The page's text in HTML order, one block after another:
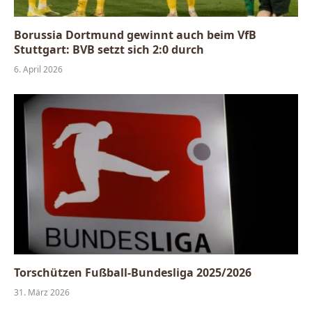
Borussia Dortmund gewinnt auch beim VfB
Stuttgart: BVB setzt sich 2:0 durch
6. April 2026
Torschützen Fußball-Bundesliga 2025/2026
31. März 2026